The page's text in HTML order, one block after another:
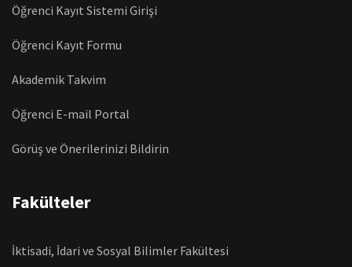
Öğrenci Kayıt Sistemi Girişi
Öğrenci Kayıt Formu
Akademik Takvim
Öğrenci E-mail Portal
Görüş ve Önerilerinizi Bildirin
Fakülteler
İktisadi, İdari ve Sosyal Bilimler Fakültesi